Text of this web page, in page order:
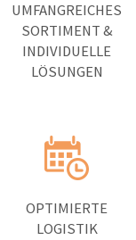
UMFANGREICHES
SORTIMENT &
INDIVIDUELLE
LÖSUNGEN
OPTIMIERTE
LOGISTIK